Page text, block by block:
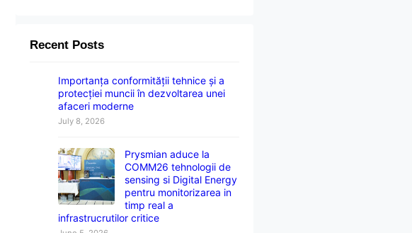
Recent Posts
Importanța conformității tehnice și a
protecției muncii în dezvoltarea unei
afaceri moderne
July 8, 2026
Prysmian aduce la
COMM26 tehnologii de
sensing si Digital Energy
pentru monitorizarea in
timp real a
infrastrucrutilor critice